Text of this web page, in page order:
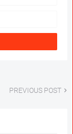
PREVIOUS POST